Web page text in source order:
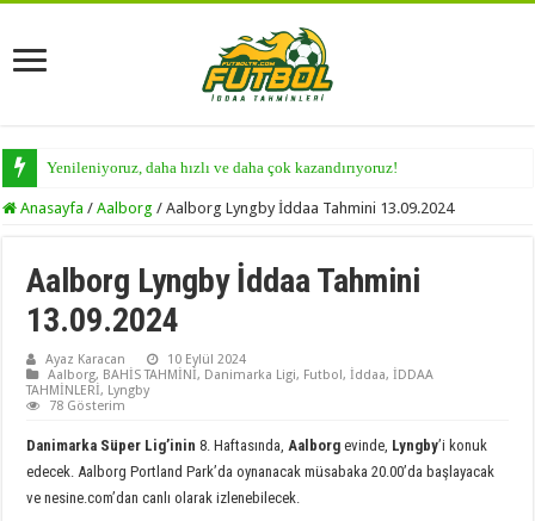
Yenileniyoruz, daha hızlı ve daha çok kazandırıyoruz!
Anasayfa / Aalborg / Aalborg Lyngby İddaa Tahmini 13.09.2024
Aalborg Lyngby İddaa Tahmini
13.09.2024
Ayaz Karacan
10 Eylül 2024
Aalborg, BAHİS TAHMİNİ, Danimarka Ligi, Futbol,İddaa,İDDAA
TAHMİNLERİ, Lyngby
78 Gösterim
Danimarka Süper Lig’inin8. Haftasında, Aalborg evinde, Lyngby’i konuk
edecek. Aalborg Portland Park’da oynanacak müsabaka 20.00’da başlayacak
ve nesine.com’dan canlı olarak izlenebilecek.